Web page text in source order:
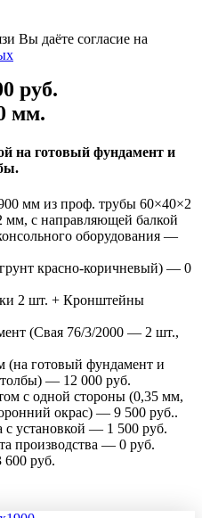
Вы даёте согласие на
руб.
мм.
на готовый фундамент и
мм из проф. трубы 60×40×2
с направляющей балкой
оборудования —
красно-коричневый) — 0
2 шт. + Кронштейны
(Свая 76/3/2000 — 2 шт.,
(на готовый фундамент и
— 12 000 руб.
с одной стороны (0,35 мм,
окрас) — 9 500 руб..
с установкой — 1 500 руб.
производства — 0 руб.
руб.